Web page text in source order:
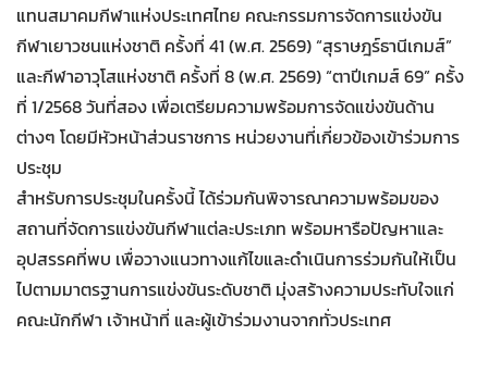
แทนสมาคมกีฬาแห่งประเทศไทย คณะกรรมการจัดการแข่งขัน
กีฬาเยาวชนแห่งชาติ ครั้งที่ 41 (พ.ศ. 2569) “สุราษฎร์ธานีเกมส์”
และกีฬาอาวุโสแห่งชาติ ครั้งที่ 8 (พ.ศ. 2569) “ตาปีเกมส์ 69” ครั้ง
ที่ 1/2568 วันที่สอง เพื่อเตรียมความพร้อมการจัดแข่งขันด้าน
ต่างๆ โดยมีหัวหน้าส่วนราชการ หน่วยงานที่เกี่ยวข้องเข้าร่วมการ
ประชุม
สำหรับการประชุมในครั้งนี้ ได้ร่วมกันพิจารณาความพร้อมของ
สถานที่จัดการแข่งขันกีฬาแต่ละประเภท พร้อมหารือปัญหาและ
อุปสรรคที่พบ เพื่อวางแนวทางแก้ไขและดำเนินการร่วมกันให้เป็น
ไปตามมาตรฐานการแข่งขันระดับชาติ มุ่งสร้างความประทับใจแก่
คณะนักกีฬา เจ้าหน้าที่ และผู้เข้าร่วมงานจากทั่วประเทศ